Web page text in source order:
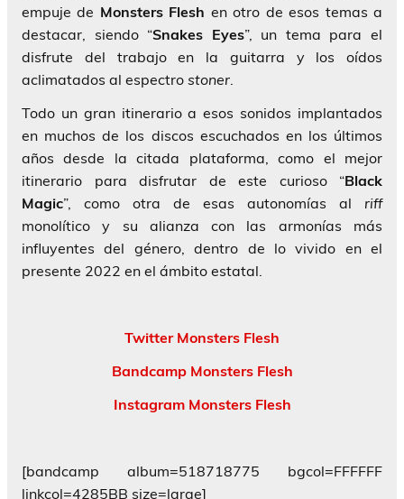
empuje de Monsters Flesh en otro de esos temas a
destacar, siendo “Snakes Eyes”, un tema para el
disfrute del trabajo en la guitarra y los oídos
aclimatados al espectro stoner.
Todo un gran itinerario a esos sonidos implantados
en muchos de los discos escuchados en los últimos
años desde la citada plataforma, como el mejor
itinerario para disfrutar de este curioso “Black
Magic”, como otra de esas autonomías al riff
monolítico y su alianza con las armonías más
influyentes del género, dentro de lo vivido en el
presente 2022 en el ámbito estatal.
Twitter Monsters Flesh
Bandcamp Monsters Flesh
Instagram Monsters Flesh
[bandcamp album=518718775 bgcol=FFFFFF
linkcol=4285BB size=large]